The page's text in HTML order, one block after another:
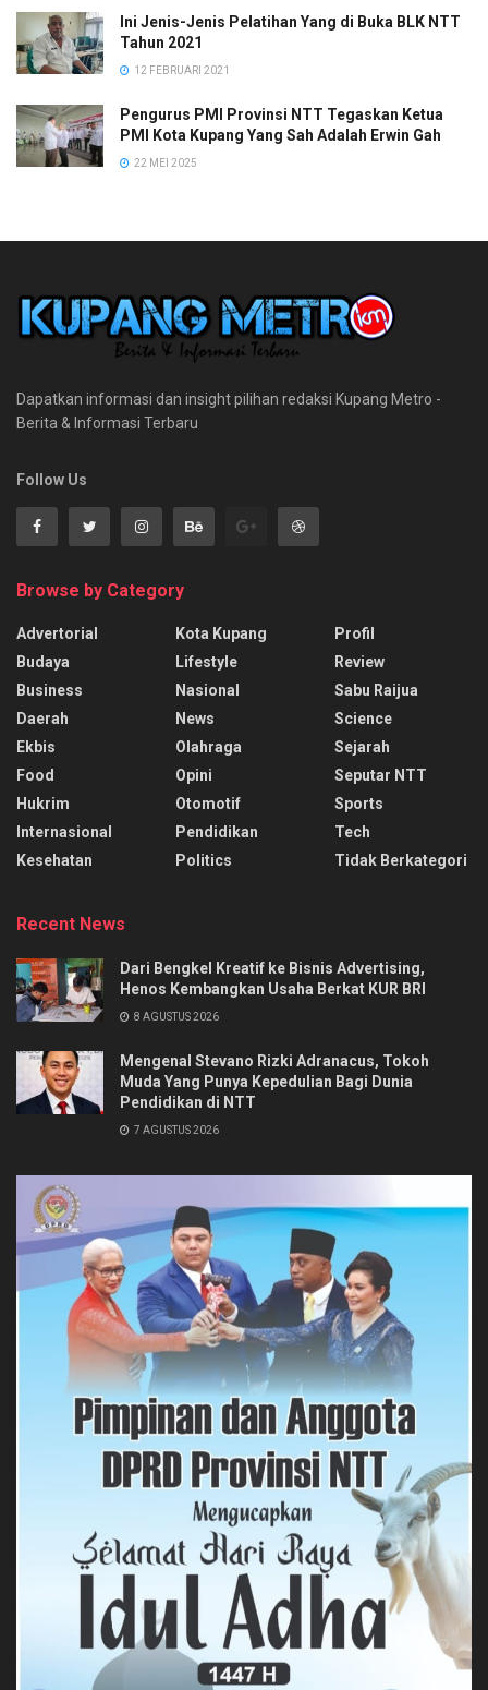
Ini Jenis-Jenis Pelatihan Yang di Buka BLK NTT
Tahun 2021
12 FEBRUARI 2021
Pengurus PMI Provinsi NTT Tegaskan Ketua
PMI Kota Kupang Yang Sah Adalah Erwin Gah
22 MEI 2025
Dapatkan informasi dan insight pilihan redaksi Kupang Metro -
Berita & Informasi Terbaru
Follow Us
Browse by Category
Advertorial
Budaya
Business
Daerah
Ekbis
Food
Hukrim
Internasional
Kesehatan
Kota Kupang
Lifestyle
Nasional
News
Olahraga
Opini
Otomotif
Pendidikan
Politics
Profil
Review
Sabu Raijua
Science
Sejarah
Seputar NTT
Sports
Tech
Tidak Berkategori
Recent News
Dari Bengkel Kreatif ke Bisnis Advertising,
Henos Kembangkan Usaha Berkat KUR BRI
8 AGUSTUS 2026
Mengenal Stevano Rizki Adranacus, Tokoh
Muda Yang Punya Kepedulian Bagi Dunia
Pendidikan di NTT
7 AGUSTUS 2026